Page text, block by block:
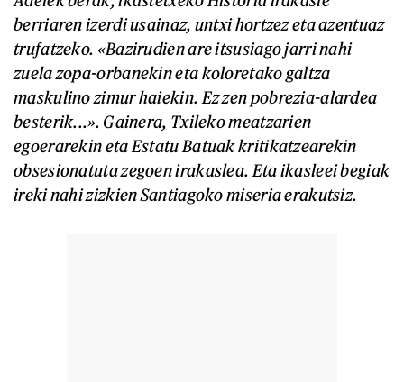
berriaren izerdi usainaz, untxi hortzez eta azentuaz
trufatzeko. «Bazirudien are itsusiago jarri nahi
zuela zopa-orbanekin eta koloretako galtza
maskulino zimur haiekin. Ez zen pobrezia-alardea
besterik...». Gainera, Txileko meatzarien
egoerarekin eta Estatu Batuak kritikatzearekin
obsesionatuta zegoen irakaslea. Eta ikasleei begiak
ireki nahi zizkien Santiagoko miseria erakutsiz.